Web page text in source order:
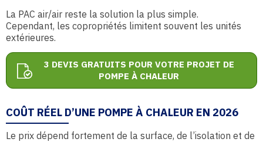
La PAC air/air reste la solution la plus simple.
Cependant, les copropriétés limitent souvent les unités
extérieures.
3 DEVIS GRATUITS POUR VOTRE PROJET DE
POMPE À CHALEUR
COÛT RÉEL D’UNE POMPE À CHALEUR EN 2026
Le prix dépend fortement de la surface, de l’isolation et de